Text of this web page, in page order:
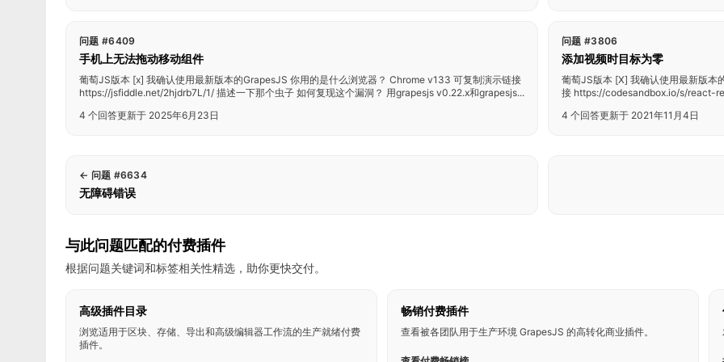
问题 #6409
手机上无法拖动移动组件
葡萄JS版本 [x] 我确认使用最新版本的GrapesJS 你用的是什么浏览器？ Chrome v133 可复制演示链接
https://jsfiddle.net/2hjdrb7L/1/ 描述一下那个虫子 如何复现这个漏洞？ 用grapesjs v0.22.x和grapesjs...
4 个回答更新于 2025年6月23日
问题 #3806
添加视频时目标为零
葡萄JS版本 [X] 我确认使用最新版本
接 https://codesandbox.io/s/react-
4 个回答更新于 2021年11月4日
← 问题 #6634
无障碍错误
与此问题匹配的付费插件
根据问题关键词和标签相关性精选，助你更快交付。
高级插件目录
浏览适用于区块、存储、导出和高级编辑器工作流的生产就绪付费
插件。
畅销付费插件
查看被各团队用于生产环境 GrapesJS 的高转化商业插件。